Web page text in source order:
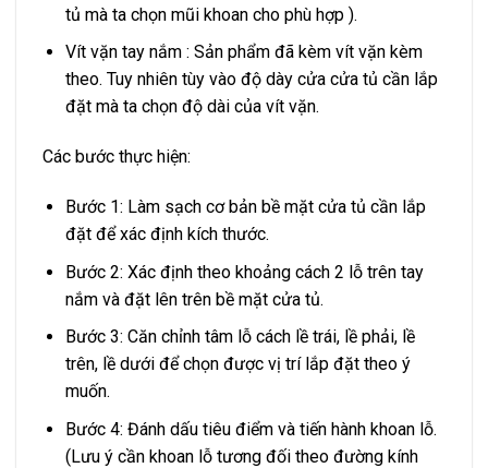
tủ mà ta chọn mũi khoan cho phù hợp ).
Vít vặn tay nắm : Sản phẩm đã kèm vít vặn kèm
theo. Tuy nhiên tùy vào độ dày cửa cửa tủ cần lắp
đặt mà ta chọn độ dài của vít vặn.
Các bước thực hiện:
Bước 1: Làm sạch cơ bản bề mặt cửa tủ cần lắp
đặt để xác định kích thước.
Bước 2: Xác định theo khoảng cách 2 lỗ trên tay
nắm và đặt lên trên bề mặt cửa tủ.
Bước 3: Căn chỉnh tâm lỗ cách lề trái, lề phải, lề
trên, lề dưới để chọn được vị trí lắp đặt theo ý
muốn.
Bước 4: Đánh dấu tiêu điểm và tiến hành khoan lỗ.
(Lưu ý cần khoan lỗ tương đối theo đường kính